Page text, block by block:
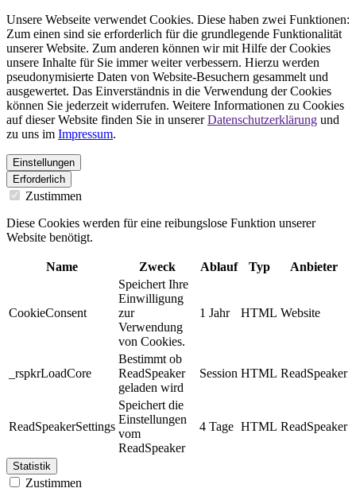
Unsere Webseite verwendet Cookies. Diese haben zwei Funktionen:
Zum einen sind sie erforderlich für die grundlegende Funktionalität
unserer Website. Zum anderen können wir mit Hilfe der Cookies
unsere Inhalte für Sie immer weiter verbessern. Hierzu werden
pseudonymisierte Daten von Website-Besuchern gesammelt und
ausgewertet. Das Einverständnis in die Verwendung der Cookies
können Sie jederzeit widerrufen. Weitere Informationen zu Cookies
auf dieser Website finden Sie in unsererDatenschutzerklärung und
zu uns im Impressum.
Einstellungen
Erforderlich
Zustimmen
Diese Cookies werden für eine reibungslose Funktion unserer
Website benötigt.
Name Zweck Ablauf Typ Anbieter
CookieConsent
Speichert Ihre
Einwilligung
zur
Verwendung
von Cookies.
1 Jahr HTML Website
_rspkrLoadCore
Bestimmt ob
ReadSpeaker
geladen wird
Session HTML ReadSpeaker
ReadSpeakerSettings
Speichert die
Einstellungen
vom
ReadSpeaker
4 Tage HTML ReadSpeaker
Statistik
Zustimmen